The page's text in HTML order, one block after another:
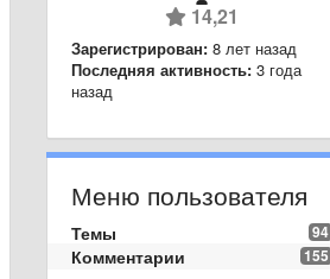
14,21
Зарегистрирован: 8 лет назад
Последняя активность: 3 года
назад
Меню пользователя
94
Темы
155
Комментарии